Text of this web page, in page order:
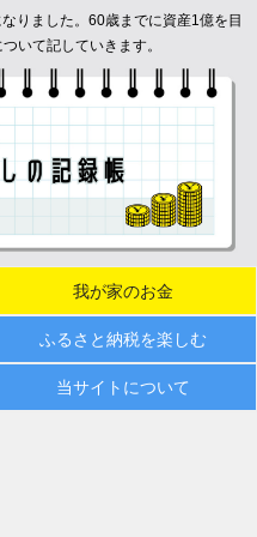
りました。60歳までに資産1億を目
いて記していきます。
我が家のお金
ふるさと納税を楽しむ
当サイトについて